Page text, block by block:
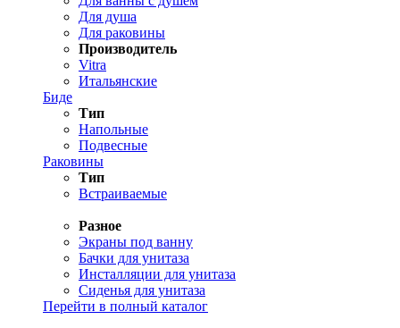
Для душа
Для раковины
Производитель
Vitra
Итальянские
Биде
Тип
Напольные
Подвесные
Раковины
Тип
Встраиваемые
Разное
Экраны под ванну
Бачки для унитаза
Инсталляции для унитаза
Сиденья для унитаза
Перейти в полный каталог